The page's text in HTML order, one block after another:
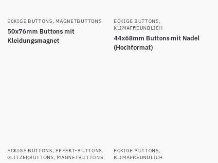
ECKIGE BUTTONS, MAGNETBUTTONS
50x76mm Buttons mit
Kleidungsmagnet
ECKIGE BUTTONS,
KLIMAFREUNDLICH
44x68mm Buttons mit Nadel
(Hochformat)
ECKIGE BUTTONS, EFFEKT-BUTTONS,
GLITZERBUTTONS, MAGNETBUTTONS
ECKIGE BUTTONS,
KLIMAFREUNDLICH